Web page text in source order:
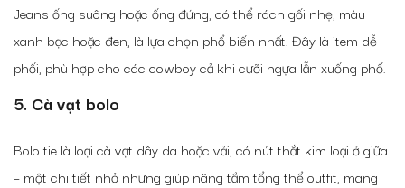
Jeans ống suông hoặc ống đứng, có thể rách gối nhẹ, màu
xanh bạc hoặc đen, là lựa chọn phổ biến nhất. Đây là item dễ
phối, phù hợp cho các cowboy cả khi cưỡi ngựa lẫn xuống phố.
5. Cà vạt bolo
Bolo tie là loại cà vạt dây da hoặc vải, có nút thắt kim loại ở giữa
– một chi tiết nhỏ nhưng giúp nâng tầm tổng thể outfit, mang